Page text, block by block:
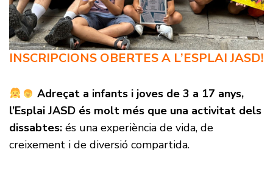
INSCRIPCIONS OBERTES A L’ESPLAI JASD!
Adreçat a infants i joves de 3 a 17 anys,
l’Esplai JASD és molt més que una activitat dels
dissabtes: és una experiència de vida, de
creixement i de diversió compartida.